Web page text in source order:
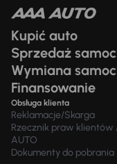
Kupić auto
Sprzedaż
Wymiana
Finansowanie
Obsługa klienta
Reklamacje/Skarga
Rzecznik praw klientów
AUTO
Dokumenty do pobrania